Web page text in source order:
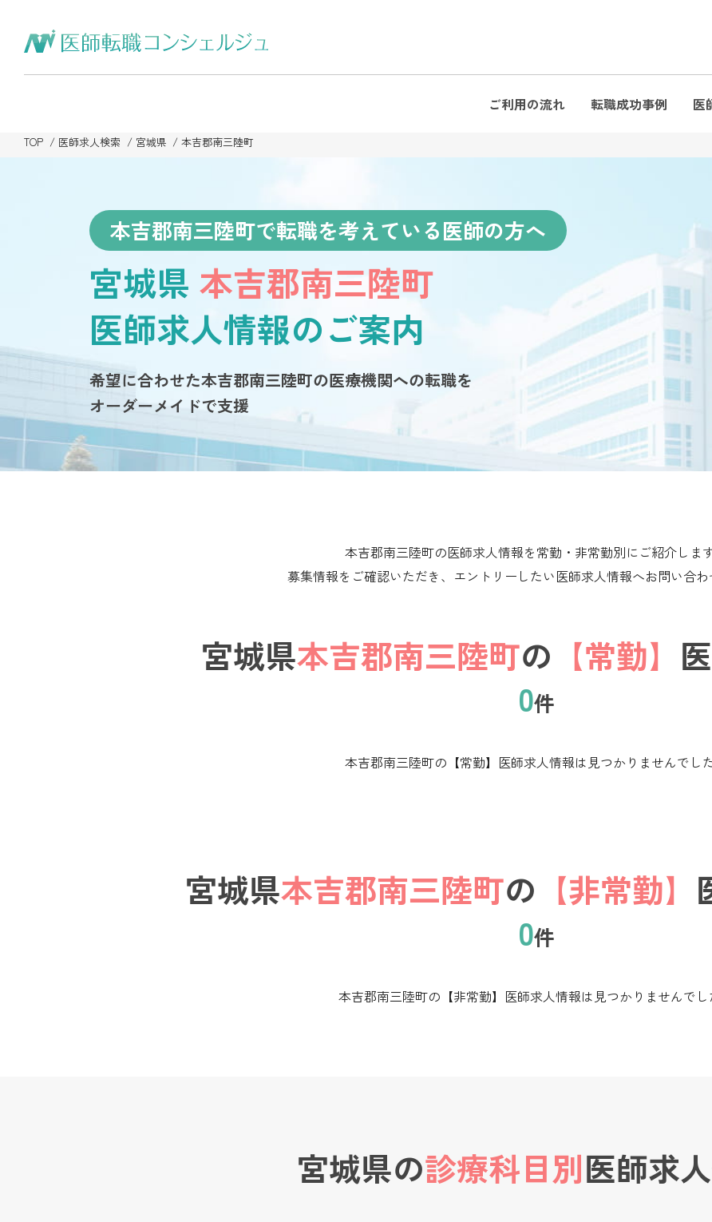
ご利用の流れ 転職成功事例 医
TOP 医師求人検索 宮城県 本吉郡南三陸町
本吉郡南三陸町で転職を考えている医師の方へ
宮城県 本吉郡南三陸町
医師求人情報のご案内
希望に合わせた本吉郡南三陸町の医療機関への転職を
オーダーメイドで支援
本吉郡南三陸町の医師求人情報を常勤・非常勤別にご紹介します
募集情報をご確認いただき、エントリーしたい医師求人情報へお問い合わ
宮城県本吉郡南三陸町の 【常勤】
0件
本吉郡南三陸町の【常勤】医師求人情報は見つかりませんでした
宮城県本吉郡南三陸町の 【非常勤】
0件
本吉郡南三陸町の【非常勤】医師求人情報は見つかりませんでし
宮城県の診療科目別医師求